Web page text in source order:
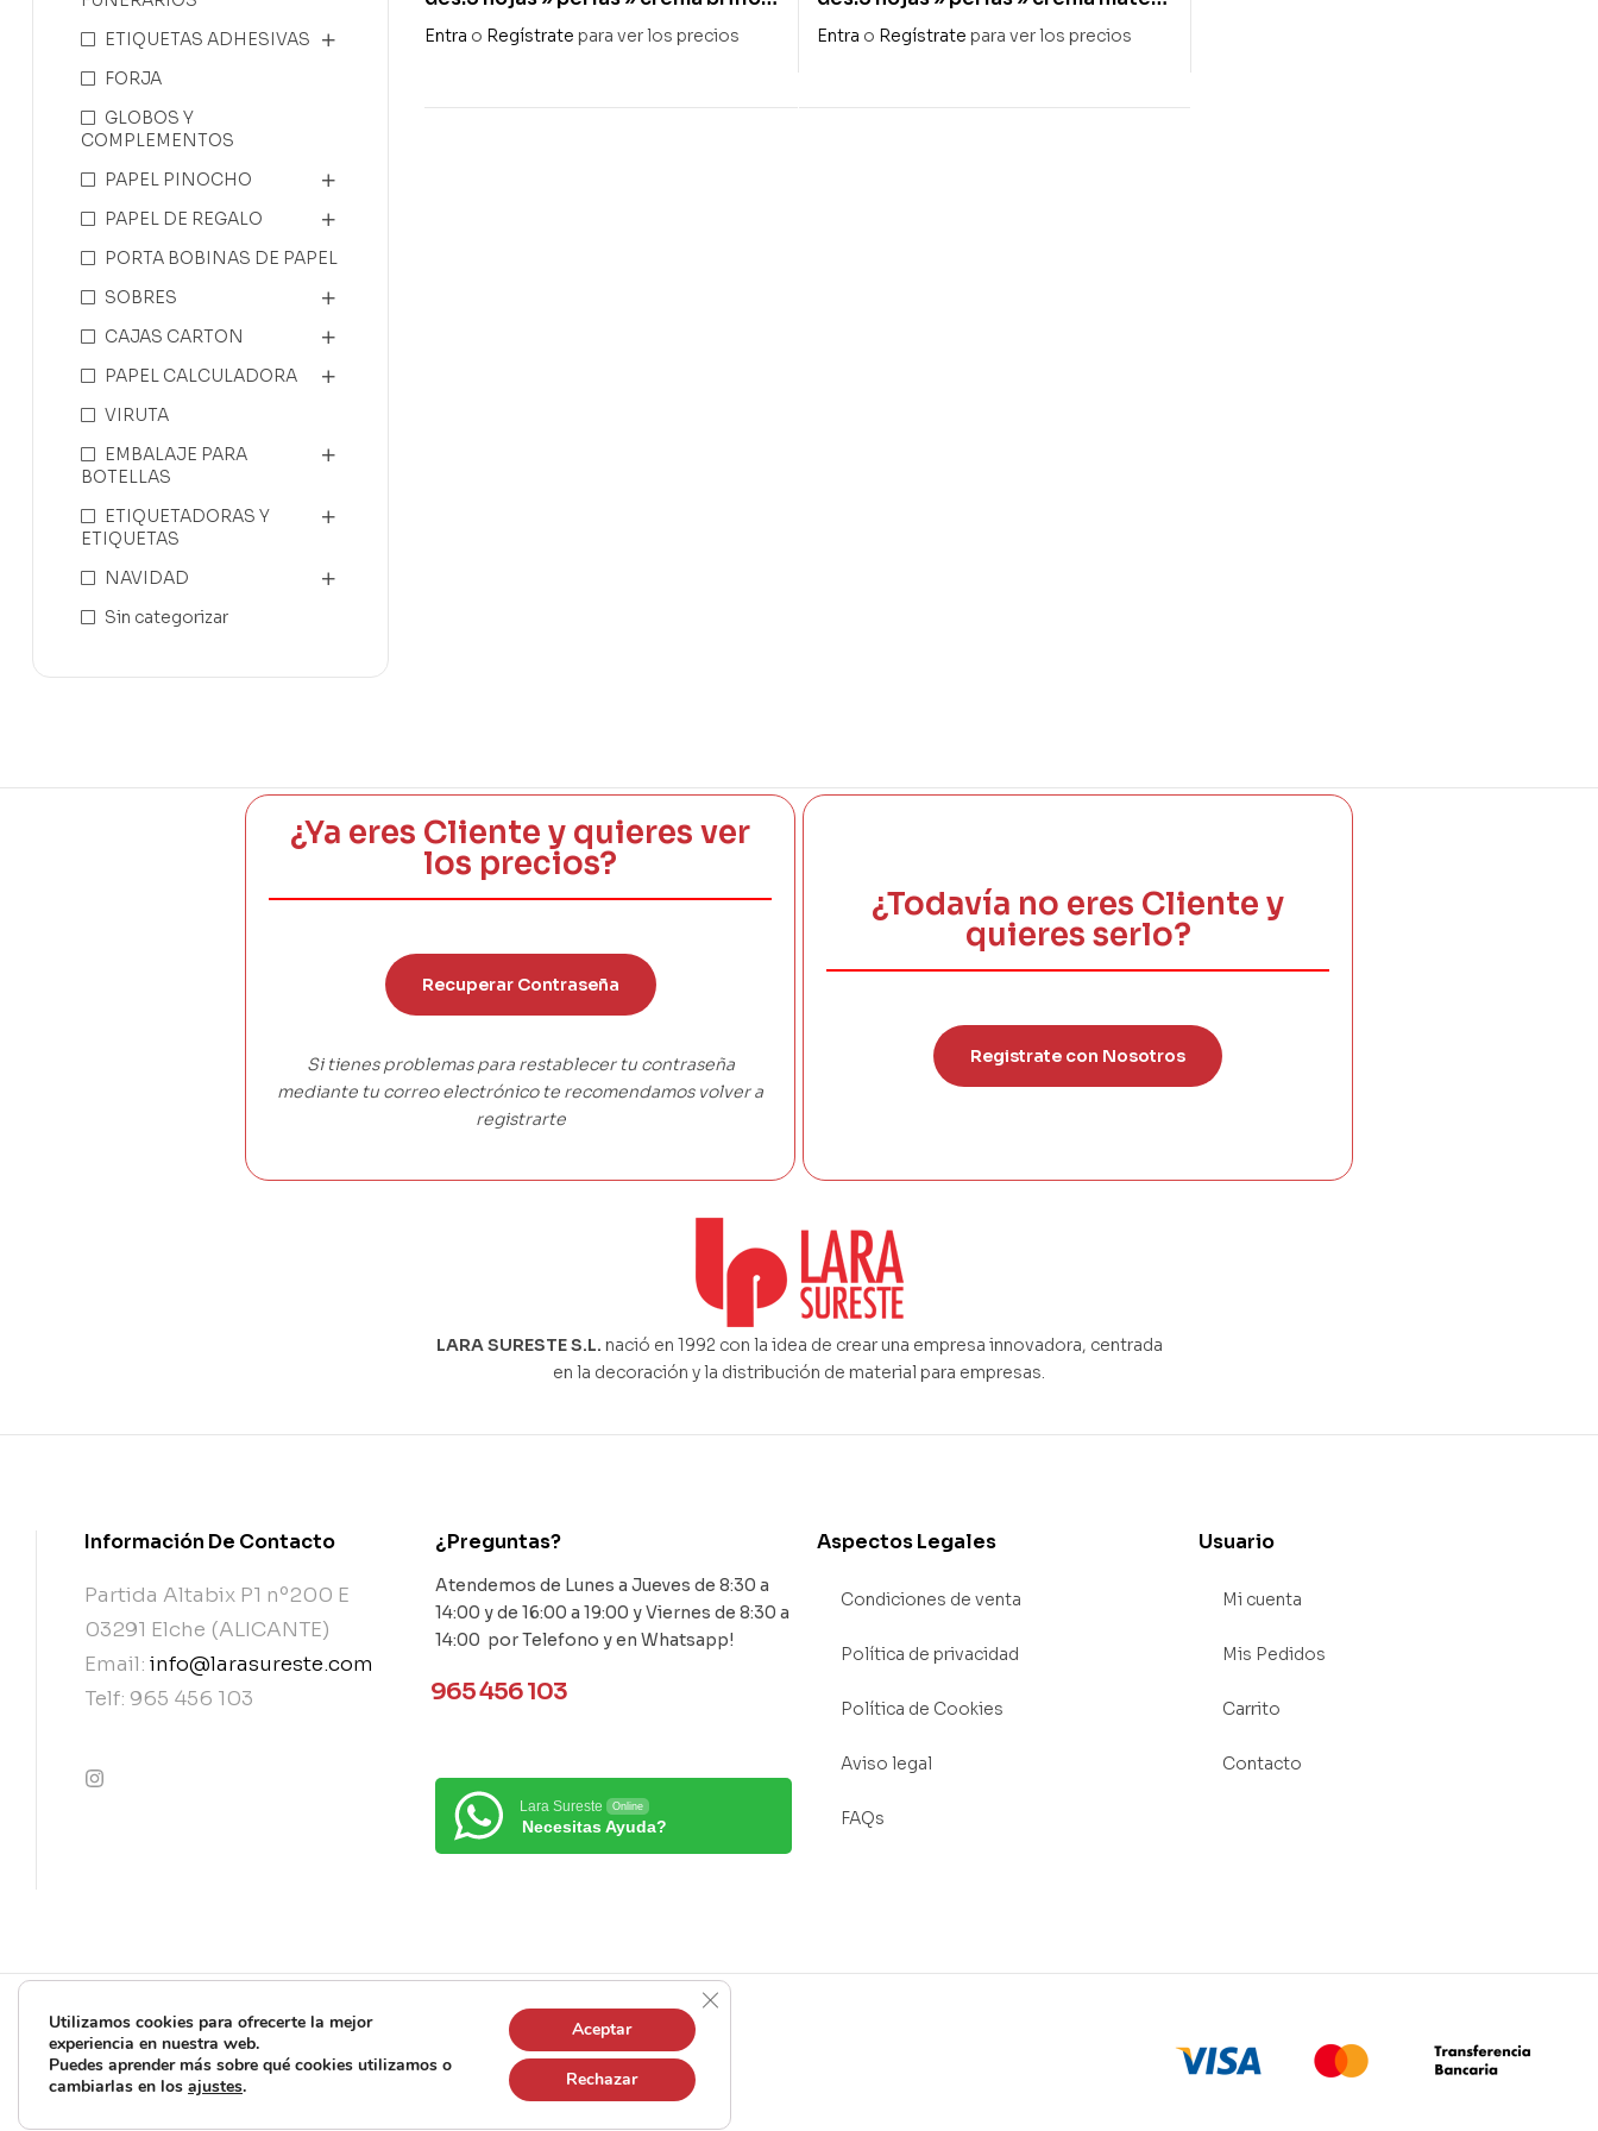
506 adh
Entra o Regístrate para ver los precios
506 adh
Entra o Regístrate para ver los precios
ETIQUETAS ADHESIVAS
FORJA
GLOBOS Y
COMPLEMENTOS
PAPEL PINOCHO
PAPEL DE REGALO
PORTA BOBINAS DE PAPEL
SOBRES
CAJAS CARTON
PAPEL CALCULADORA
VIRUTA
EMBALAJE PARA
BOTELLAS
ETIQUETADORAS Y
ETIQUETAS
NAVIDAD
Sin categorizar
¿Ya eres Cliente y quieres ver
los precios?
Recuperar Contraseña
Si tienes problemas para restablecer tu contraseña
mediante tu correo electrónico te recomendamos volver a
registrarte
¿Todavía no eres Cliente y
quieres serlo?
Registrate con Nosotros
LARA SURESTE S.L. nació en 1992 con la idea de crear una empresa innovadora, centrada
en la decoración y la distribución de material para empresas.
Información De Contacto
Partida Altabix P1 nº200 E
03291 Elche (ALICANTE)
Email: info@larasureste.com
Telf: 965 456 103
¿Preguntas?
Atendemos de Lunes a Jueves de 8:30 a
14:00 y de 16:00 a 19:00 y Viernes de 8:30 a
14:00 por Telefono y en Whatsapp!
965 456 103
Lara Sureste Online
Necesitas Ayuda?
Aspectos Legales
Condiciones de venta
Política de privacidad
Política de Cookies
Aviso legal
FAQs
Usuario
Mi cuenta
Mis Pedidos
Carrito
Contacto
Copyright © 2025 Lara Sureste. Todos los derechos reservados.
Utilizamos cookies para ofrecerte la mejor
experiencia en nuestra web.
Puedes aprender más sobre qué cookies utilizamos o
cambiarlas en los ajustes.
Aceptar
Rechazar
Cerrar el banner de cookies RGPD